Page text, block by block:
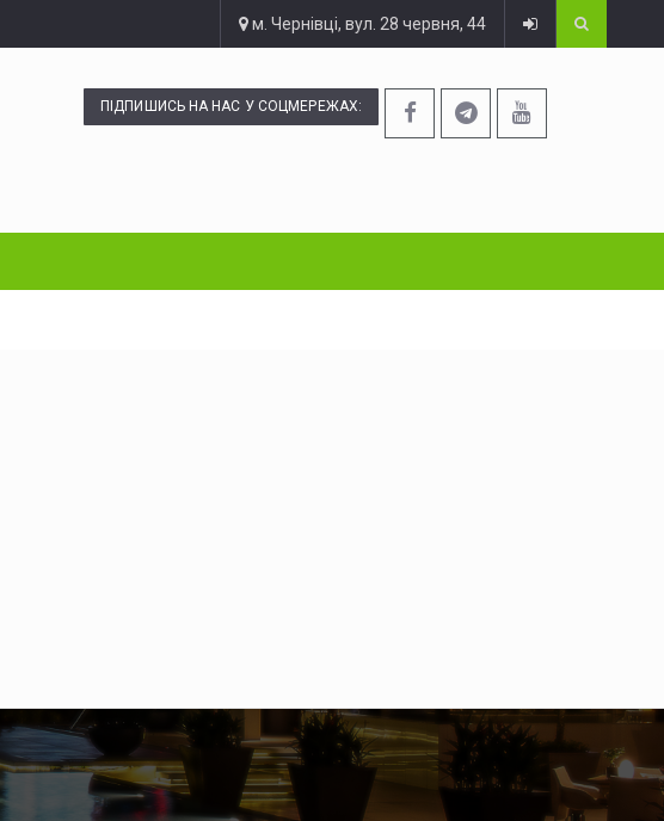
м. Чернівці, вул. 28 червня, 44
ПІДПИШИСЬ НА НАС У СОЦМЕРЕЖАХ: